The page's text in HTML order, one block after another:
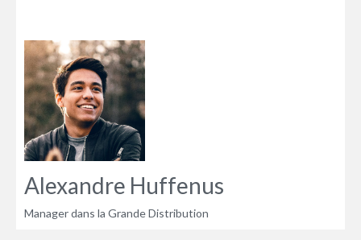
Alexandre Huffenus
Manager dans la Grande Distribution